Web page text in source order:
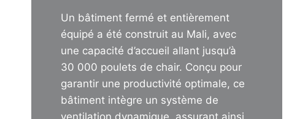
Un bâtiment fermé et entièrement
équipé a été construit au Mali, avec
une capacité d’accueil allant jusqu’à
30 000 poulets de chair. Conçu pour
garantir une productivité optimale, ce
bâtiment intègre un système de
ventilation dynamique, assurant ainsi